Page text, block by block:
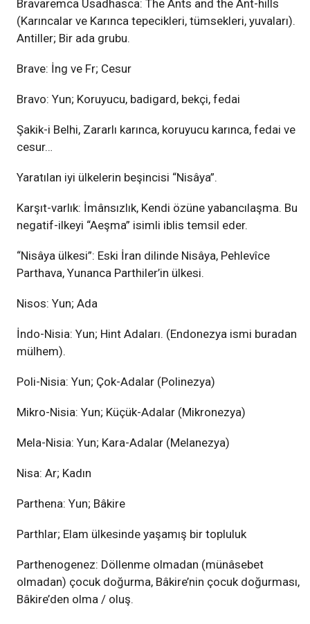
Bravaremca Usadhasca: The Ants and the Ant-hills
(Karıncalar ve Karınca tepecikleri, tümsekleri, yuvaları).
Antiller; Bir ada grubu.
Brave: İng ve Fr; Cesur
Bravo: Yun; Koruyucu, badigard, bekçi, fedai
Şakik-i Belhi, Zararlı karınca, koruyucu karınca, fedai ve
cesur…
Yaratılan iyi ülkelerin beşincisi “Nisâya”.
Karşıt-varlık: İmânsızlık, Kendi özüne yabancılaşma. Bu
negatif-ilkeyi “Aeşma” isimli iblis temsil eder.
“Nisâya ülkesi”: Eski İran dilinde Nisâya, Pehlevîce
Parthava, Yunanca Parthiler’in ülkesi.
Nisos: Yun; Ada
İndo-Nisia: Yun; Hint Adaları. (Endonezya ismi buradan
mülhem).
Poli-Nisia: Yun; Çok-Adalar (Polinezya)
Mikro-Nisia: Yun; Küçük-Adalar (Mikronezya)
Mela-Nisia: Yun; Kara-Adalar (Melanezya)
Nisa: Ar; Kadın
Parthena: Yun; Bâkire
Parthlar; Elam ülkesinde yaşamış bir topluluk
Parthenogenez: Döllenme olmadan (münâsebet
olmadan) çocuk doğurma, Bâkire’nin çocuk doğurması,
Bâkire’den olma / oluş.